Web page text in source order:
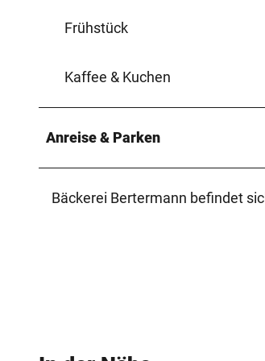
Frühstück
Kaffee & Kuchen
Anreise & Parken
Bäckerei Bertermann befindet